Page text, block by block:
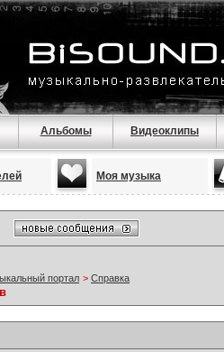
Альбомы Видеоклипы
Моя музыка
портал > Справка